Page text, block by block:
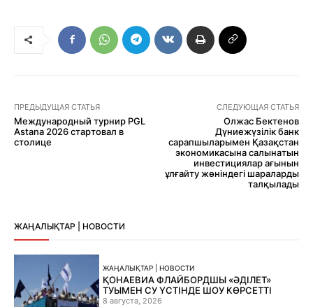
ПРЕДЫДУЩАЯ СТАТЬЯ
Международный турнир PGL
Astana 2026 стартовал в
столице
СЛЕДУЮЩАЯ СТАТЬЯ
Олжас Бектенов
Дүниежүзілік банк
сарапшыларымен Қазақстан
экономикасына салынатын
инвестициялар ағынын
ұлғайту жөніндегі шараларды
талқылады
ЖАҢАЛЫҚТАР | НОВОСТИ
ЖАҢАЛЫҚТАР | НОВОСТИ
ҚОНАЕВИА ФЛАЙБОРДШЫ «ӘДІЛЕТ»
ТУЫМЕН СУ ҮСТІНДЕ ШОУ КӨРСЕТТІ
8 августа, 2026